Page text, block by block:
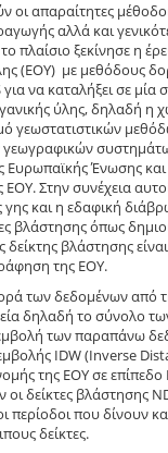
οι απαραίτητες
αλλά και
πλαίσιο ξεκίνησε η
(ΕΟΥ) με μεθόδους
να καταλήξει σε μία
ύλης, δηλαδή
γεωστατιστικών
γεωγραφικών
Ένωσης
Στην συνέχεια
και η εδαφική
βλάστησης όπως
βλάστησης
της ΕΟΥ.
των δεδομένων από
δηλαδή το σύνολο
των παραπάνω
IDW (Inverse
της ΕΟΥ σε
βλάστησης
περίοδοι που δίνουν
δείκτες.